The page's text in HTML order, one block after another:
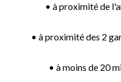
• à proximité de
• à proximité des 2
• à moins de 20